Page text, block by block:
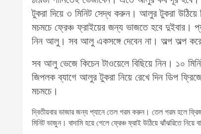
টুকরা দিয়ে ৩ মিনিট সেদ্ধ করুন। আলুর টুকরা উঠিয়ে
মচমচে ফ্রেঞ্চ ফ্রাইয়ের জন্য ভাজতে হবে দুইবার।
নিন আলু। সব আলু একসঙ্গে দেবেন না। অল্প অল্প
সব আলু ভেজে কিচেন টাওয়েলে বিছিয়ে নিন। ১০
জিপলক ব্যাগে আলুর টুকরা নিয়ে রেখে দিন ডিপ
মচমচে।
দ্বিতীয়বার ভাজার জন্য প্যানে তেল গরম করুন। তেল গরম হলে
মিনিট ভাজুন। বাদামি হয়ে গেলে ফ্রেঞ্চ ফ্রাই উঠিয়ে ঝাঁঝরিতে